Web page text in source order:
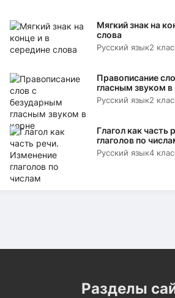
Мягкий знак на
слова
Русский язык2
Правописание
гласным звуком в
Русский язык2
Глагол как часть
глаголов по
Русский язык4
Разделы